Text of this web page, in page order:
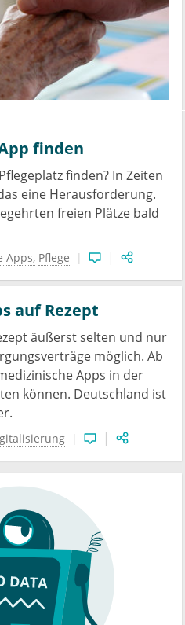
finden
finden? In Zeiten
eine Herausforderung.
freien Plätze bald
Apps Pflege
auf Rezept
äußerst selten und nur
möglich. Ab
Apps in der
können. Deutschland ist